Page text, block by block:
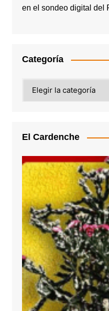
en el sondeo digital del
Categoría
El Cardenche